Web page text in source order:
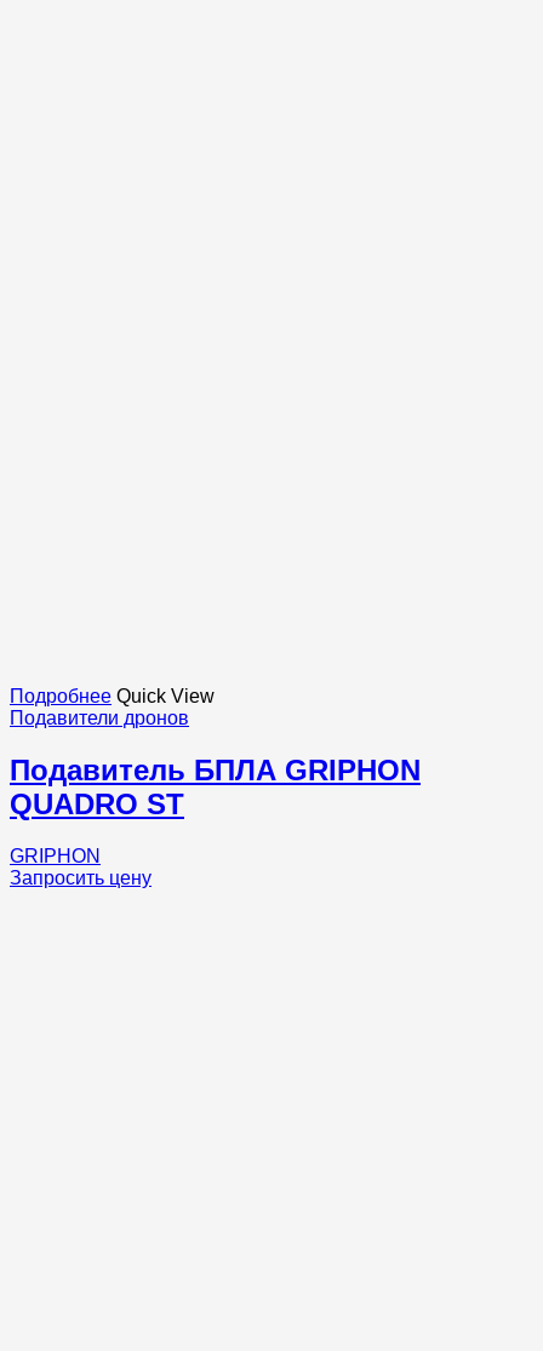
Подробнее Quick View
Подавители дронов
Подавитель БПЛА GRIPHON
QUADRO ST
GRIPHON
Запросить цену